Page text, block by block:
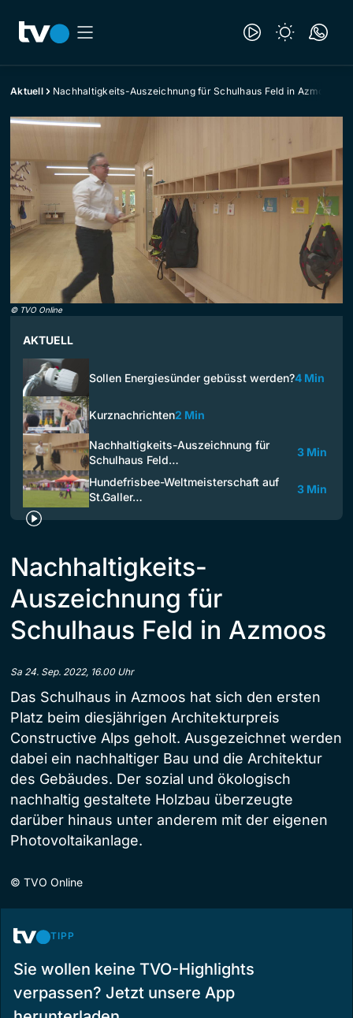
Aktuell Nachhaltigkeits-Auszeichnung für Schulhaus Feld in Azmoos
© TVO Online
AKTUELL
Sollen Energiesünder gebüsst werden?4 Min
Kurznachrichten2 Min
Nachhaltigkeits-Auszeichnung für
Schulhaus Feld…
3 Min
Hundefrisbee-Weltmeisterschaft auf
St.Galler…
3 Min
Nachhaltigkeits-
Auszeichnung für
Schulhaus Feld in Azmoos
Sa 24. Sep. 2022, 16.00 Uhr
Das Schulhaus in Azmoos hat sich den ersten
Platz beim diesjährigen Architekturpreis
Constructive Alps geholt. Ausgezeichnet werden
dabei ein nachhaltiger Bau und die Architektur
des Gebäudes. Der sozial und ökologisch
nachhaltig gestaltete Holzbau überzeugte
darüber hinaus unter anderem mit der eigenen
Photovoltaikanlage.
© TVO Online
TIPP
Sie wollen keine TVO-Highlights
verpassen? Jetzt unsere App